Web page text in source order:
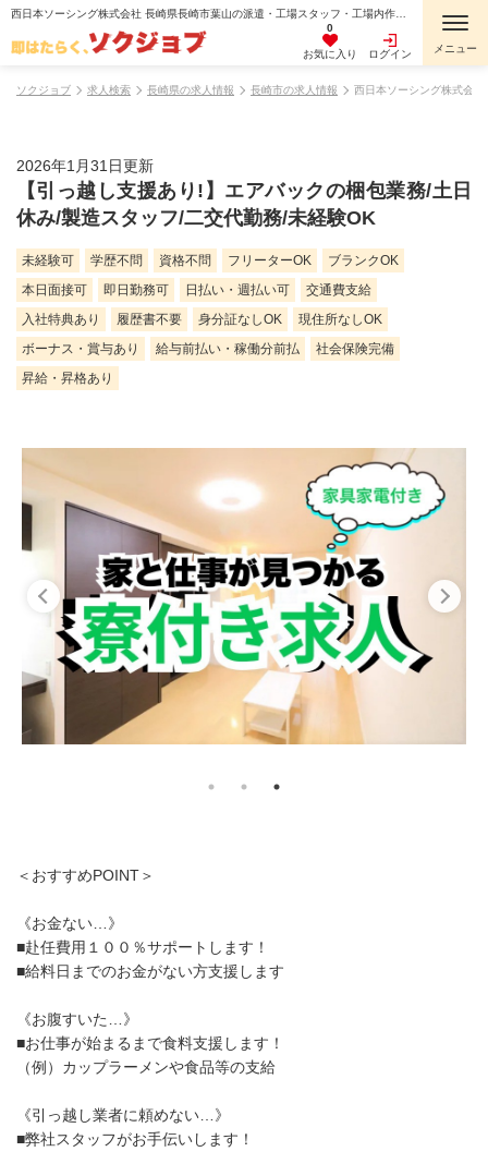
0
お気に入り ログイン
ソクジョブ 求人検索 長崎県の求人情報 長崎市の求人情報 西日本ソーシング株式会
2026年1月31日更新
【引っ越し支援あり!】エアバックの梱包業務/土日
休み/製造スタッフ/二交代勤務/未経験OK
未経験可 学歴不問 資格不問 フリーターOK
ブランクOK
本日面接可
即日勤務可 日払い・週払い可
交通費支給
入社特典あり
履歴書不要 身分証なしOK
現住所なしOK
ボーナス・賞与あり
給与前払い・稼働分前払
社会保険完備
昇給・昇格あり
＜おすすめPOINT＞
《お金ない…》
■赴任費用１００％サポートします！
■給料日までのお金がない方支援します
《お腹すいた…》
■お仕事が始まるまで食料支援します！
（例）カップラーメンや食品等の支給
《引っ越し業者に頼めない…》
■弊社スタッフがお手伝いします！